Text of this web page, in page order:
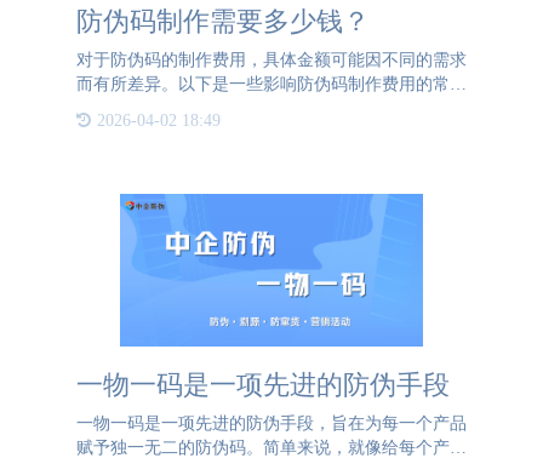
防伪码制作需要多少钱？
对于防伪码的制作费用，具体金额可能因不同的需求
而有所差异。以下是一些影响防伪码制作费用的常见
因素：1、防伪码类型：防伪码可以采用不同的形
式，如二维码、条形码、序列号等。不同类型的防伪
2026-04-02 18:49
一物一码是一项先进的防伪手段
一物一码是一项先进的防伪手段，旨在为每一个产品
赋予独一无二的防伪码。简单来说，就像给每个产品